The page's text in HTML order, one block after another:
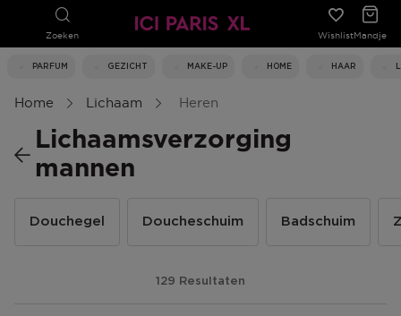
Zoeken WishlistMandje
PARFUM GEZICHT MAKE-UP HOME HAAR
Home Lichaam Heren
Lichaamsverzorging
mannen
Douchegel Doucheschuim Badschuim
129 Resultaten